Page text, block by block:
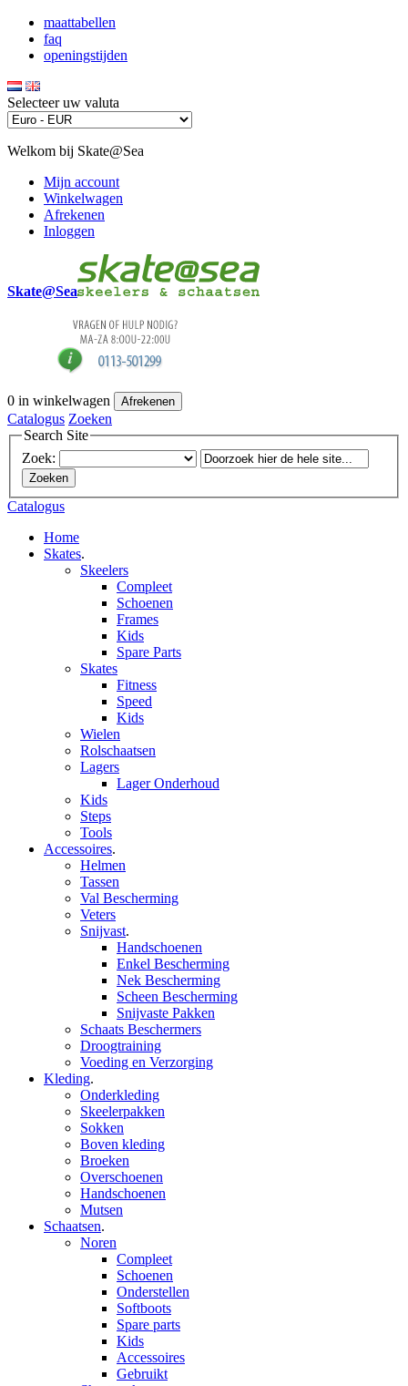
maattabellen
faq
openingstijden
Selecteer uw valuta
Welkom bij Skate@Sea
Mijn account
Winkelwagen
Afrekenen
Inloggen
Skate@Sea
0 in winkelwagen Afrekenen
Catalogus Zoeken
Search Site
Zoek:
Zoeken
Catalogus
Home
Skates.
Skeelers
Compleet
Schoenen
Frames
Kids
Spare Parts
Skates
Fitness
Speed
Kids
Wielen
Rolschaatsen
Lagers
Lager Onderhoud
Kids
Steps
Tools
Accessoires.
Helmen
Tassen
Val Bescherming
Veters
Snijvast.
Handschoenen
Enkel Bescherming
Nek Bescherming
Scheen Bescherming
Snijvaste Pakken
Schaats Beschermers
Droogtraining
Voeding en Verzorging
Kleding.
Onderkleding
Skeelerpakken
Sokken
Boven kleding
Broeken
Overschoenen
Handschoenen
Mutsen
Schaatsen.
Noren
Compleet
Schoenen
Onderstellen
Softboots
Spare parts
Kids
Accessoires
Gebruikt